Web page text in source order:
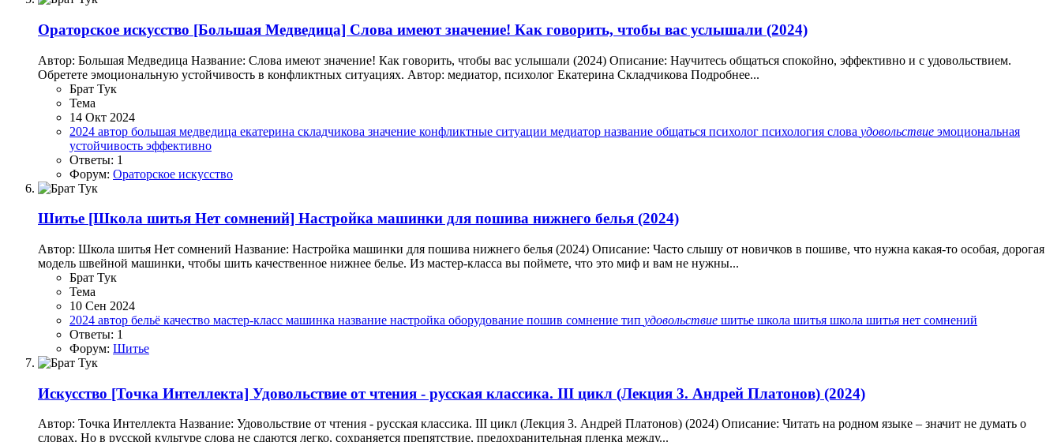
Ораторское искусство [Большая Медведица] Слова имеют значение! Как говорить, чтобы вас услышали (2024)
Автор: Большая Медведица Название: Слова имеют значение! Как говорить, чтобы вас услышали (2024) Описание: Научитесь общаться спокойно, эффективно и с удовольствием.
Обретете эмоциональную устойчивость в конфликтных ситуациях. Автор: медиатор, психолог Екатерина Складчикова Подробнее...
Брат Тук
Тема
14 Окт 2024
2024 автор большая медведица екатерина складчикова значение конфликтные ситуации медиатор название общаться психолог психология слова удовольствие эмоциональная
устойчивость эффективно
Ответы: 1
Форум: Ораторское искусство
Шитье [Школа шитья Нет сомнений] Настройка машинки для пошива нижнего белья (2024)
Автор: Школа шитья Нет сомнений Название: Настройка машинки для пошива нижнего белья (2024) Описание: Часто слышу от новичков в пошиве, что нужна какая-то особая, дорогая
модель швейной машинки, чтобы шить качественное нижнее белье. Из мастер-класса вы поймете, что это миф и вам не нужны...
Брат Тук
Тема
10 Сен 2024
2024 автор бельё качество мастер-класс машинка название настройка оборудование пошив сомнение тип удовольствие шитье школа шитья школа шитья нет сомнений
Ответы: 1
Форум: Шитье
Искусство [Точка Интеллекта] Удовольствие от чтения - русская классика. III цикл (Лекция 3. Андрей Платонов) (2024)
Автор: Точка Интеллекта Название: Удовольствие от чтения - русская классика. III цикл (Лекция 3. Андрей Платонов) (2024) Описание: Читать на родном языке – значит не думать о
словах. Но в русской культуре слова не сдаются легко, сохраняется препятствие, предохранительная пленка между...